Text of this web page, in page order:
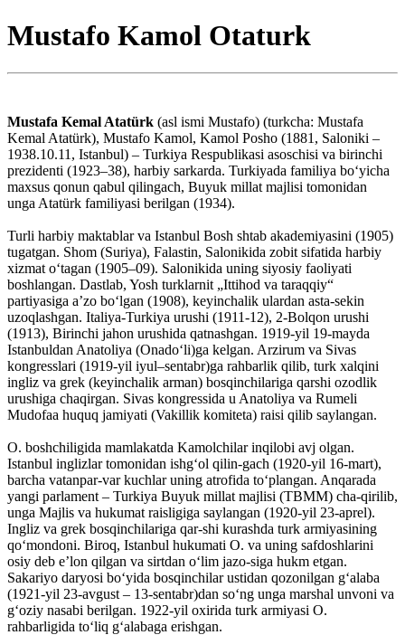
Mustafo Kamol Otaturk
Mustafa Kemal Atatürk (asl ismi Mustafo) (turkcha: Mustafa
Kemal Atatürk), Mustafo Kamol, Kamol Posho (1881, Saloniki –
1938.10.11, Istanbul) – Turkiya Respublikasi asoschisi va birinchi
prezidenti (1923–38), harbiy sarkarda. Turkiyada familiya boʻyicha
maxsus qonun qabul qilingach, Buyuk millat majlisi tomonidan
unga Atatürk familiyasi berilgan (1934).
Turli harbiy maktablar va Istanbul Bosh shtab akademiyasini (1905)
tugatgan. Shom (Suriya), Falastin, Salonikida zobit sifatida harbiy
xizmat oʻtagan (1905–09). Salonikida uning siyosiy faoliyati
boshlangan. Dastlab, Yosh turklarnit „Ittihod va taraqqiy“
partiyasiga aʼzo boʻlgan (1908), keyinchalik ulardan asta-sekin
uzoqlashgan. Italiya-Turkiya urushi (1911-12), 2-Bolqon urushi
(1913), Birinchi jahon urushida qatnashgan. 1919-yil 19-mayda
Istanbuldan Anatoliya (Onadoʻli)ga kelgan. Arzirum va Sivas
kongresslari (1919-yil iyul–sentabr)ga rahbarlik qilib, turk xalqini
ingliz va grek (keyinchalik arman) bosqinchilariga qarshi ozodlik
urushiga chaqirgan. Sivas kongressida u Anatoliya va Rumeli
Mudofaa huquq jamiyati (Vakillik komiteta) raisi qilib saylangan.
O. boshchiligida mamlakatda Kamolchilar inqilobi avj olgan.
Istanbul inglizlar tomonidan ishgʻol qilin-gach (1920-yil 16-mart),
barcha vatanpar-var kuchlar uning atrofida toʻplangan. Anqarada
yangi parlament – Turkiya Buyuk millat majlisi (TBMM) cha-qirilib,
unga Majlis va hukumat raisligiga saylangan (1920-yil 23-aprel).
Ingliz va grek bosqinchilariga qar-shi kurashda turk armiyasining
qoʻmondoni. Biroq, Istanbul hukumati O. va uning safdoshlarini
osiy deb eʼlon qilgan va sirtdan oʻlim jazo-siga hukm etgan.
Sakariyo daryosi boʻyida bosqinchilar ustidan qozonilgan gʻalaba
(1921-yil 23-avgust – 13-sentabr)dan soʻng unga marshal unvoni va
gʻoziy nasabi berilgan. 1922-yil oxirida turk armiyasi O.
rahbarligida toʻliq gʻalabaga erishgan.